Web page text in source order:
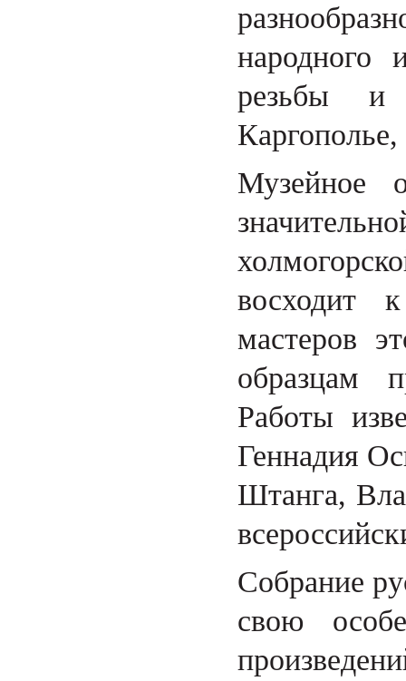
народного
резьбы и
Музейное
восходит
мастеров
образцам
Работы
Геннадия
Штанга,
Собрание
свою